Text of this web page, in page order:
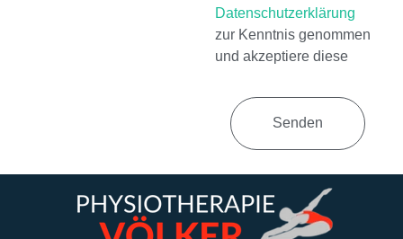
Datenschutzerklärung
zur Kenntnis genommen
und akzeptiere diese
Senden